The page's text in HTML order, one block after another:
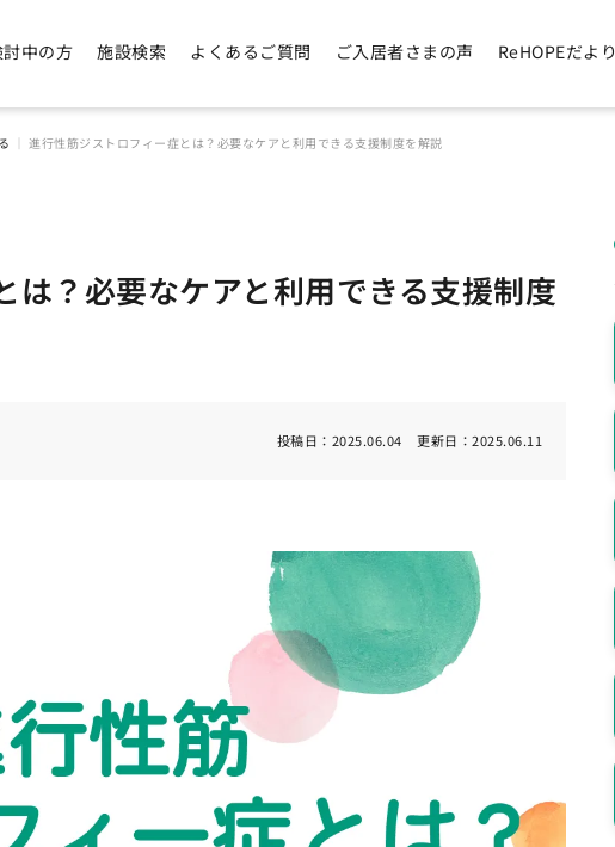
中の方 施設検索 よくあるご質問 ご入居者さまの声 ReHOPEだより
進行性筋ジストロフィー症とは？必要なケアと利用できる支援制度を解説
は？必要なケアと利用できる支援制度
投稿日： 2025.06.04 更新日：2025.06.11